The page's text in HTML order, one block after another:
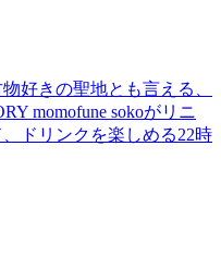
好きの聖地とも言える、
momofune sokoがリニ
ドリンクを楽しめる22時